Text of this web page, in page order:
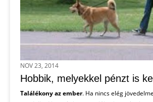
NOV 23, 2014
Hobbik, melyekkel pénzt is
Találékony az ember. Ha nincs elég